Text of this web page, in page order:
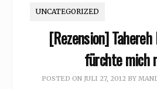
UNCATEGORIZED
[Rezension]
fürchte mich
POSTED ON JULI 27, 2012BY